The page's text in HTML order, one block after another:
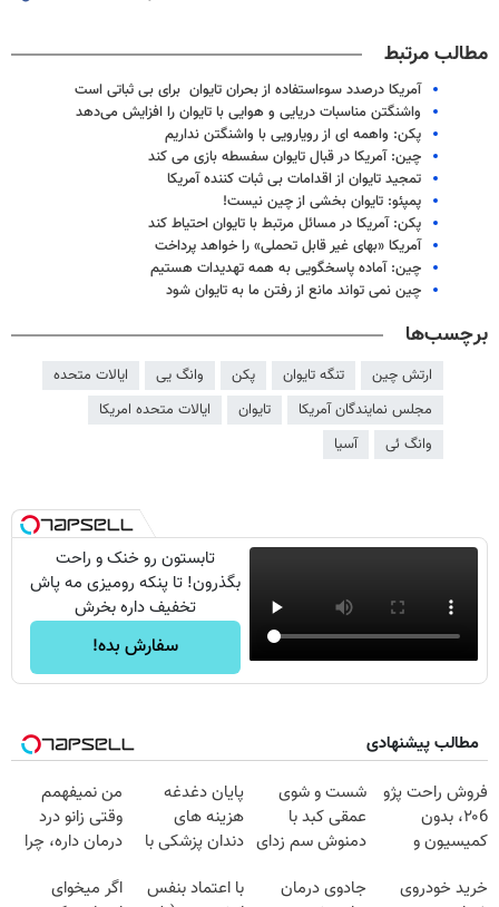
مطالب مرتبط
آمریکا درصدد سوءاستفاده از بحران تایوان برای بی ثباتی است
واشنگتن مناسبات دریایی و هوایی با تایوان را افزایش می‌دهد
پکن: واهمه ای از رویارویی با واشنگتن نداریم
چین: آمریکا در قبال تایوان سفسطه بازی می کند
تمجید تایوان از اقدامات بی ثبات کننده آمریکا
پمپئو: تایوان بخشی از چین نیست!
پکن: آمریکا در مسائل مرتبط با تایوان احتیاط کند
آمریکا «بهای غیر قابل تحملی» را خواهد پرداخت
چین: آماده پاسخگویی به همه تهدیدات هستیم
چین نمی تواند مانع از رفتن ما به تایوان شود
برچسب‌ها
ارتش چین تنگه تایوان پکن وانگ یی
ایالات متحده
مجلس نمایندگان آمریکا
تایوان
ایالات متحده امریکا
وانگ ئی
آسیا
تابستون رو خنک و راحت
بگذرون! تا پنکه رومیزی مه پاش
تخفیف داره بخرش
سفارش بده!
مطالب پیشنهادی
فروش راحت پژو
۲۰6، بدون
کمیسیون و
شست و شوی
عمقی کبد با
دمنوش سم زدای
پایان دغدغه
هزینه های
دندان پزشکی با
خانگی
من نمیفهمم
وقتی زانو درد
درمان داره، چرا
تحمل میکنی؟❗
خرید خودروی
جادوی درمان
با اعتماد بنفس
اگر میخوای